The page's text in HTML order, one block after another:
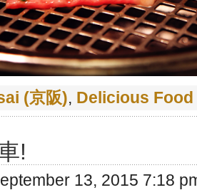
(京阪), Delicious Food
!
13, 2015 7:18